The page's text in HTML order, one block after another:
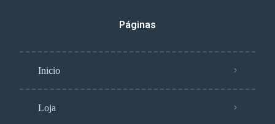
Páginas
Inicio
Loja